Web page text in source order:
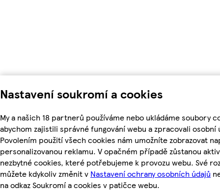
Nastavení soukromí a cookies
My a našich 18 partnerů používáme nebo ukládáme soubory
abychom zajistili správné fungování webu a zpracovali osobní
Povolením použití všech cookies nám umožníte zobrazovat
personalizovanou reklamu. V opačném případě zůstanou
nezbytné cookies, které potřebujeme k provozu webu. Své
můžete kdykoliv změnit v Nastavení ochrany osobních údajů
na odkaz Soukromí a cookies v patičce webu.